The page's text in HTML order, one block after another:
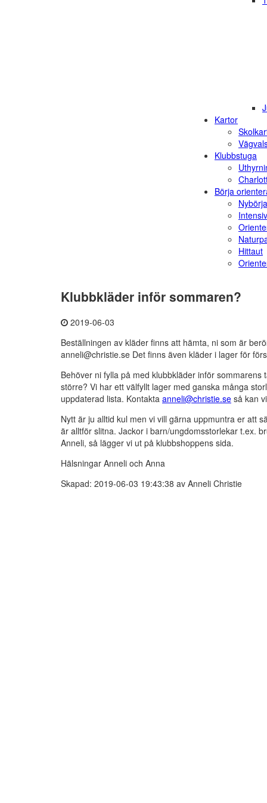
Kartor
Klubbstuga
Börja
Hittaut
Klubbkläder inför sommaren?
2019-06-03
Beställningen av kläder finns att hämta, ni som är
anneli@christie.se Det finns även kläder i lager för
Behöver ni fylla på med klubbkläder inför
större? Vi har ett välfyllt lager med ganska många
uppdaterad lista. Kontakta anneli@christie.se så kan
Nytt är ju alltid kul men vi vill gärna uppmuntra er att
är alltför slitna. Jackor i barn/ungdomsstorlekar t.ex.
Anneli, så lägger vi ut på klubbshoppens sida.
Hälsningar Anneli och Anna
Skapad: 2019-06-03 19:43:38 av Anneli Christie